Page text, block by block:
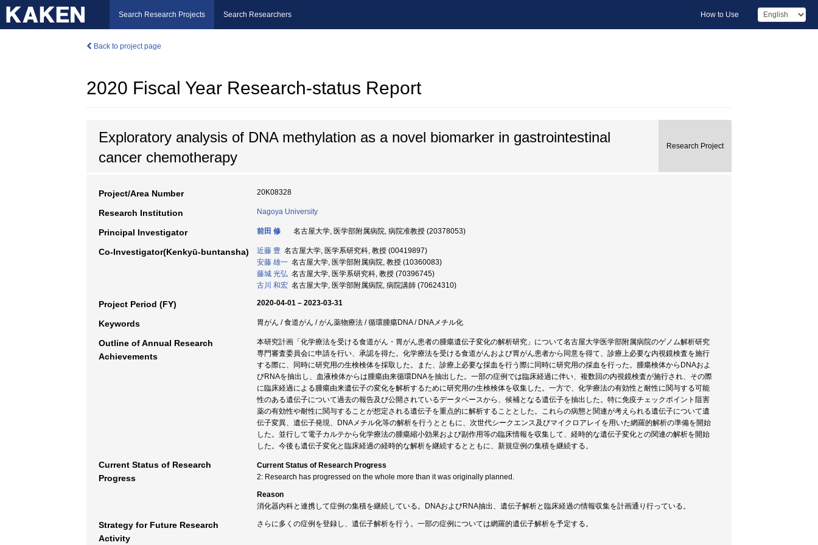
Search Research Projects Search Researchers How to Use
Back to project page
2020 Fiscal Year Research-status Report
Exploratory analysis of DNA methylation as a novel biomarker in gastrointestinal
cancer chemotherapy
Research Project
Project/Area Number 20K08328
Research Institution Nagoya University
Principal Investigator 前田 修 名古屋大学, 医学部附属病院, 病院准教授 (20378053)
Co-Investigator(Kenkyū-buntansha) 近藤 豊 名古屋大学, 医学系研究科, 教授 (00419897)
安藤 雄一 名古屋大学, 医学部附属病院, 教授 (10360083)
藤城 光弘 名古屋大学, 医学系研究科, 教授 (70396745)
古川 和宏 名古屋大学, 医学部附属病院, 病院講師 (70624310)
Project Period (FY) 2020-04-01 – 2023-03-31
Keywords 胃がん / 食道がん / がん薬物療法 / 循環腫瘍DNA / DNAメチル化
Outline of Annual Research
Achievements
本研究計画「化学療法を受ける食道がん・胃がん患者の腫瘍遺伝子変化の解析研究」について名古屋大学医学部附属病院のゲノム解析研究
専門審査委員会に申請を行い、承認を得た。化学療法を受ける食道がんおよび胃がん患者から同意を得て、診療上必要な内視鏡検査を施行
する際に、同時に研究用の生検検体を採取した。また、診療上必要な採血を行う際に同時に研究用の採血を行った。腫瘍検体からDNAおよ
びRNAを抽出し、血液検体からは腫瘍由来循環DNAを抽出した。一部の症例では臨床経過に伴い、複数回の内視鏡検査が施行され、その際
に臨床経過による腫瘍由来遺伝子の変化を解析するために研究用の生検検体を収集した。一方で、化学療法の有効性と耐性に関与する可能
性のある遺伝子について過去の報告及び公開されているデータベースから、候補となる遺伝子を抽出した。特に免疫チェックポイント阻害
薬の有効性や耐性に関与することが想定される遺伝子を重点的に解析することとした。これらの病態と関連が考えられる遺伝子について遺
伝子変異、遺伝子発現、DNAメチル化等の解析を行うとともに、次世代シークエンス及びマイクロアレイを用いた網羅的解析の準備を開始
した。並行して電子カルテから化学療法の腫瘍縮小効果および副作用等の臨床情報を収集して、経時的な遺伝子変化との関連の解析を開始
した。今後も遺伝子変化と臨床経過の経時的な解析を継続するとともに、新規症例の集積を継続する。
Current Status of Research
Progress
Current Status of Research Progress
2: Research has progressed on the whole more than it was originally planned.
Reason
消化器内科と連携して症例の集積を継続している。DNAおよびRNA抽出、遺伝子解析と臨床経過の情報収集を計画通り行っている。
Strategy for Future Research
Activity
さらに多くの症例を登録し、遺伝子解析を行う。一部の症例については網羅的遺伝子解析を予定する。